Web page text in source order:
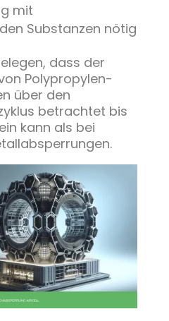
mit
Substanzen nötig
dass der
Polypropylen-
über den
betrachtet bis
kann als bei